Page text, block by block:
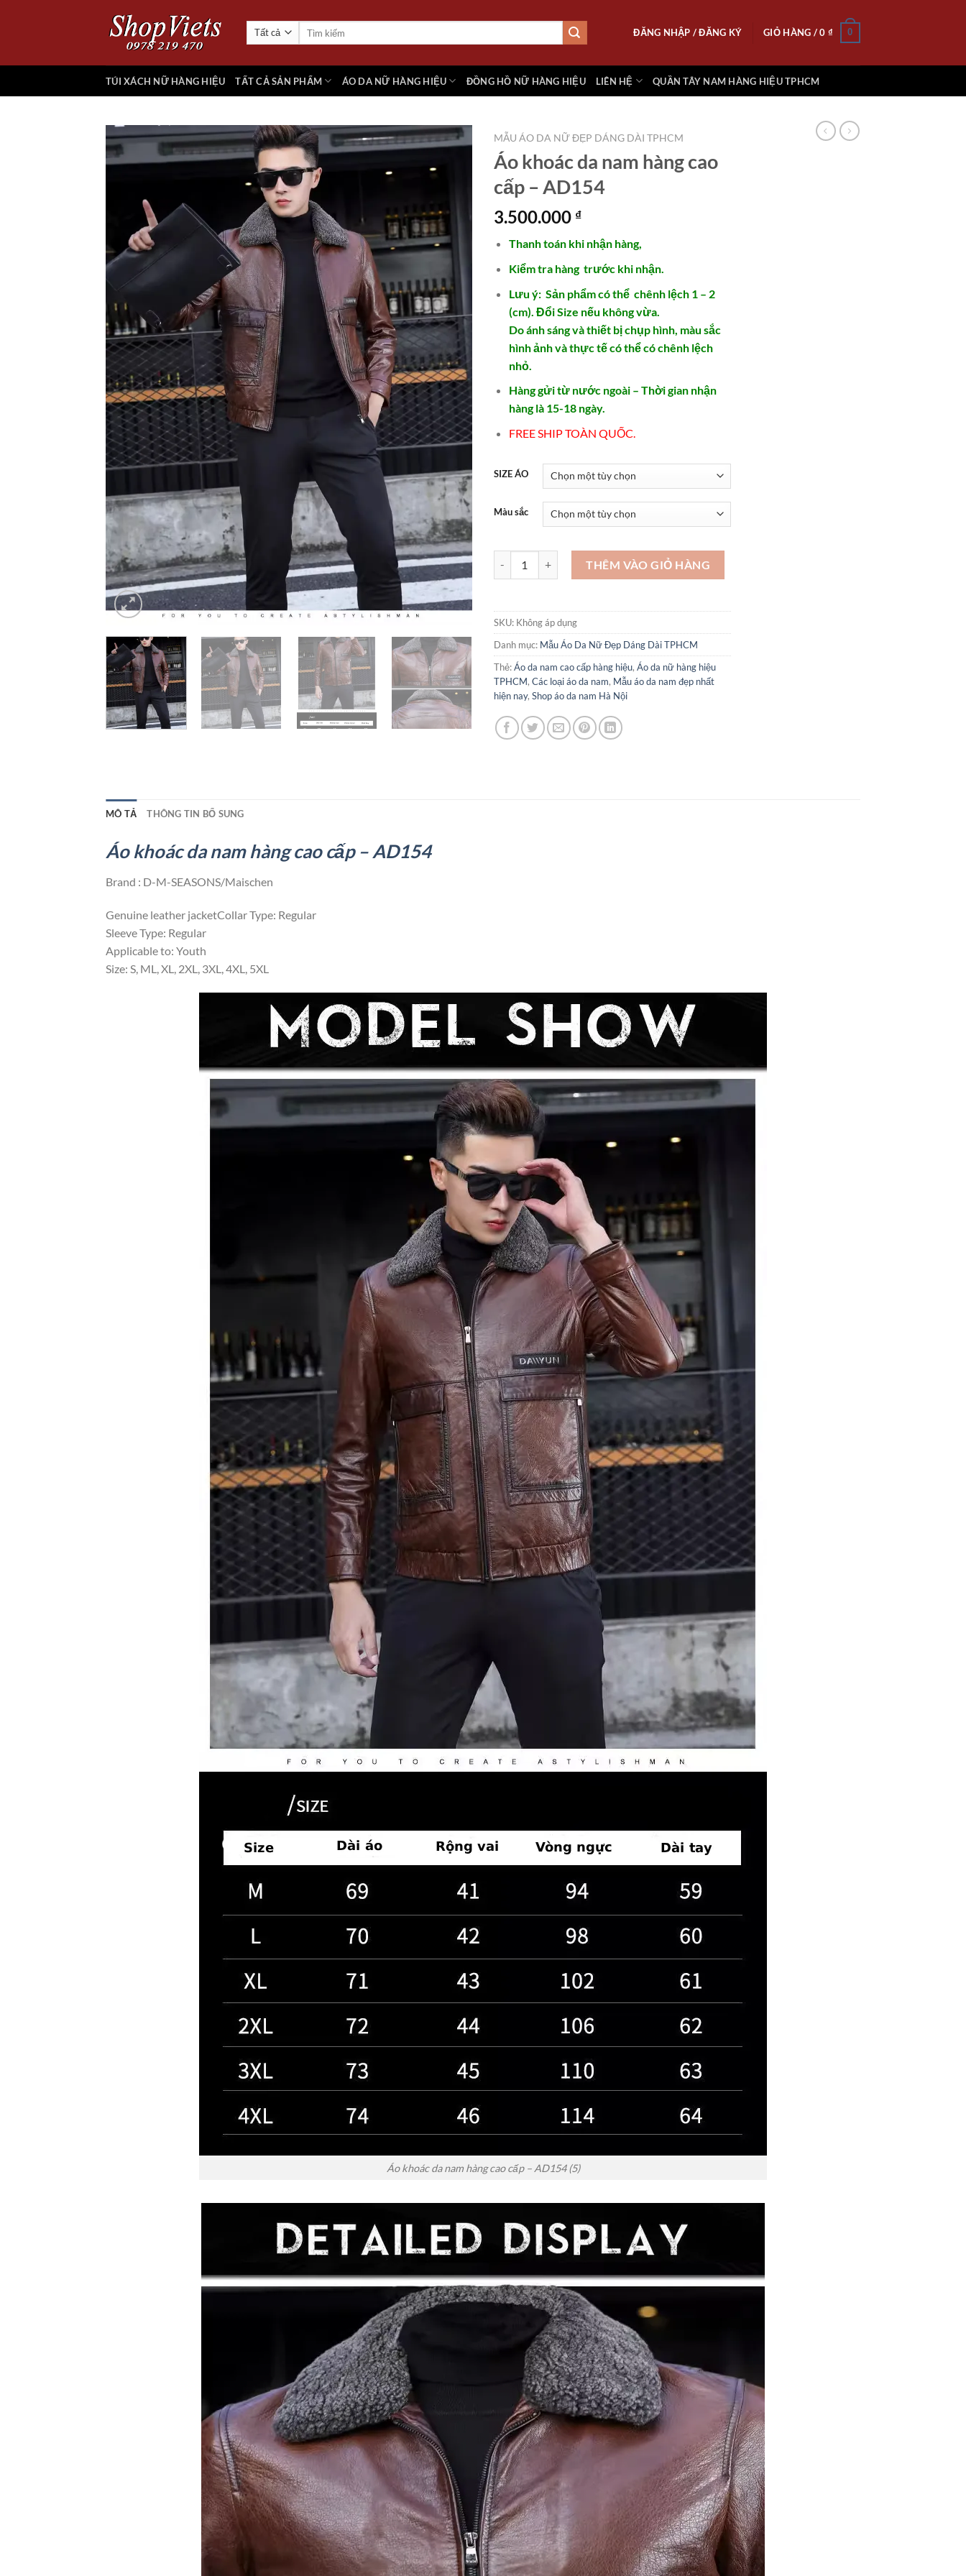
dung
ĐĂNG NHẬP / ĐĂNG KÝ GIỎ HÀNG /0 ₫ 0
TÚI XÁCH NỮ HÀNG HIỆU TẤT CẢ SẢN PHẨM ÁO DA NỮ HÀNG HIỆU ĐỒNG HỒ NỮ HÀNG HIỆU LIÊN HỆ QUẦN TÂY NAM HÀNG HIỆU TPHCM
wishlist
MẪU ÁO DA NỮ ĐẸP DÁNG DÀI TPHCM
Áo khoác da nam hàng cao
cấp – AD154
3.500.000 ₫
Thanhtoán khi nhận hàng,
Kiểm tra hàng trước khi nhận.
Lưu ý: Sản phẩm có thể chênh lệch 1 – 2
(cm). Đổi Size nếu không vừa.
Do ánh sáng và thiết bị chụp hình, màu sắc
hình ảnh và thực tế có thể có chênh lệch
nhỏ.
Hàng gửi từ nước ngoài – Thời gian nhận
hàng là 15-18 ngày.
FREE SHIP TOÀN QUỐC.
SIZE ÁO
Màu sắc
Áo khoác da nam hàng cao cấp - AD154 số lượng
THÊM VÀO GIỎ HÀNG
SKU: Không áp dụng
Danh mục: Mẫu Áo Da Nữ Đẹp Dáng Dài TPHCM
Thẻ:Áo da nam cao cấp hàng hiệu, Áo da nữ hàng hiệu
TPHCM, Các loại áo da nam, Mẫu áo da nam đẹp nhất
hiện nay, Shop áo da nam Hà Nội
MÔ TẢ THÔNG TIN BỔ SUNG
Áo khoác da nam hàng cao cấp – AD154
Brand : D-M-SEASONS/Maischen
Genuine leather jacketCollar Type: Regular
Sleeve Type: Regular
Applicable to: Youth
Size: S, ML, XL, 2XL, 3XL, 4XL, 5XL
Áo khoác da nam hàng cao cấp – AD154 (5)